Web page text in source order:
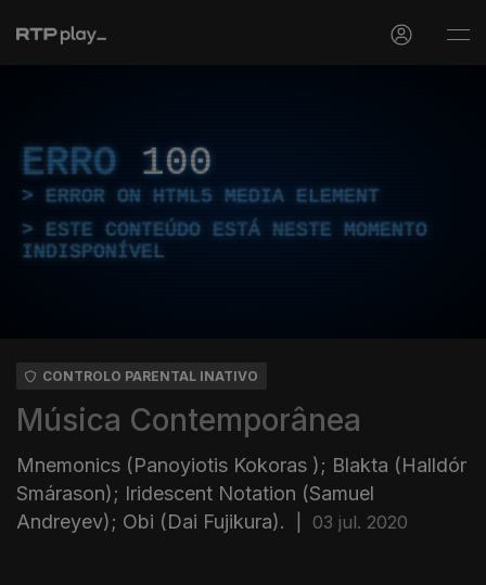
ERRO 100
ERROR ON HTML5 MEDIA ELEMENT
ESTE CONTEÚDO ESTÁ NESTE MOMENTO
INDISPONÍVEL
CONTROLO PARENTAL INATIVO
Música Contemporânea
Mnemonics (Panoyiotis Kokoras ); Blakta (Halldór
Smárason); Iridescent Notation (Samuel
Andreyev); Obi (Dai Fujikura).
03 jul. 2020